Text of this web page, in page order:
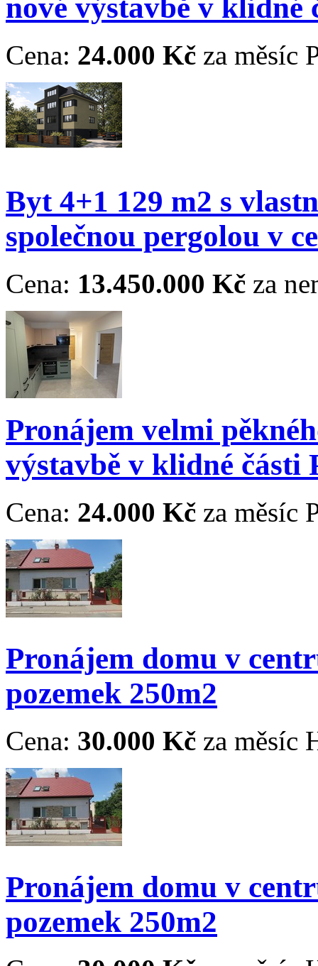
nové výstavbě v klidné
Cena: 24.000 Kč za měsíc
Byt 4+1 129 m2 s
společnou pergolou v
Cena: 13.450.000 Kč za
Pronájem velmi
výstavbě v klidné
Cena: 24.000 Kč za měsíc
Pronájem domu v
pozemek 250m2
Cena: 30.000 Kč za měsíc
Pronájem domu v
pozemek 250m2